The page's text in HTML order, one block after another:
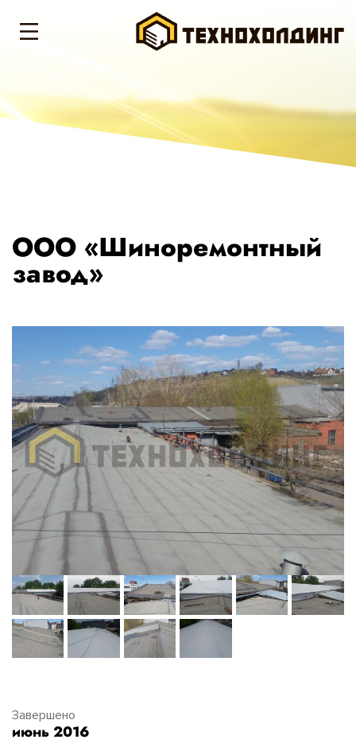
ООО «Шиноремонтный
завод»
Завершено
июнь 2016